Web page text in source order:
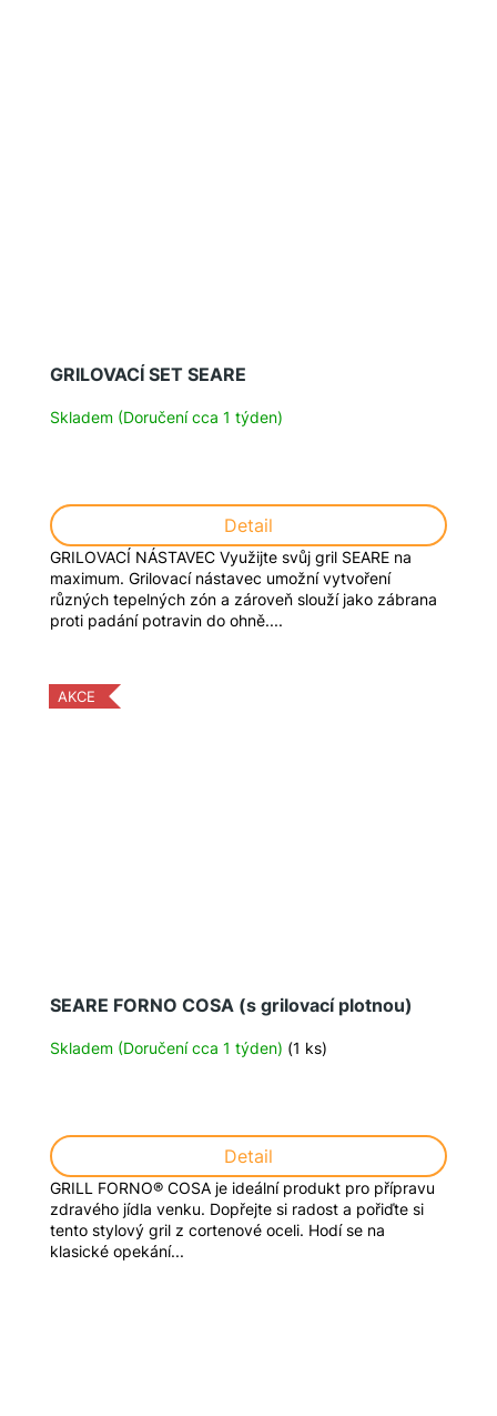
GRILOVACÍ SET SEARE
Skladem (Doručení cca 1 týden)
Detail
GRILOVACÍ NÁSTAVEC Využijte svůj gril SEARE na
maximum. Grilovací nástavec umožní vytvoření
různých tepelných zón a zároveň slouží jako zábrana
proti padání potravin do ohně....
AKCE
SEARE FORNO COSA (s grilovací plotnou)
Skladem (Doručení cca 1 týden) (1 ks)
Detail
GRILL FORNO® COSA je ideální produkt pro přípravu
zdravého jídla venku. Dopřejte si radost a pořiďte si
tento stylový gril z cortenové oceli. Hodí se na
klasické opekání...